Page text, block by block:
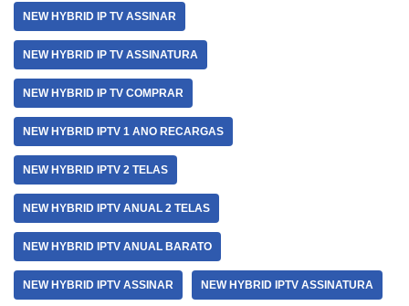
NEW HYBRID IP TV ASSINAR
NEW HYBRID IP TV ASSINATURA
NEW HYBRID IP TV COMPRAR
NEW HYBRID IPTV 1 ANO RECARGAS
NEW HYBRID IPTV 2 TELAS
NEW HYBRID IPTV ANUAL 2 TELAS
NEW HYBRID IPTV ANUAL BARATO
NEW HYBRID IPTV ASSINAR NEW HYBRID IPTV ASSINATURA